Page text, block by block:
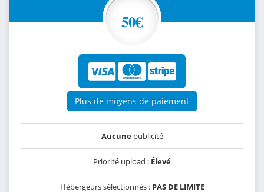
50€
Plus de moyens de paiement
Aucunepublicité
Priorité upload : Élevé
Hébergeurs sélectionnés : PAS DE LIMITE